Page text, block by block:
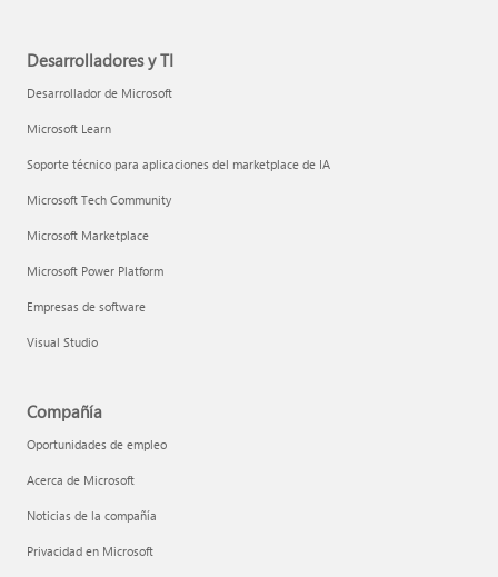
Desarrolladores y TI
Desarrollador de Microsoft
Microsoft Learn
Soporte técnico para aplicaciones del marketplace de IA
Microsoft Tech Community
Microsoft Marketplace
Microsoft Power Platform
Empresas de software
Visual Studio
Compañía
Oportunidades de empleo
Acerca de Microsoft
Noticias de la compañía
Privacidad en Microsoft